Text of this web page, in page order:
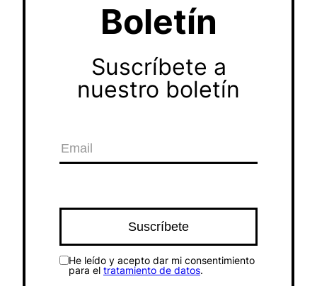
Boletín
Suscríbete a
nuestro boletín
He leído y acepto dar mi consentimiento
para el tratamiento de datos.